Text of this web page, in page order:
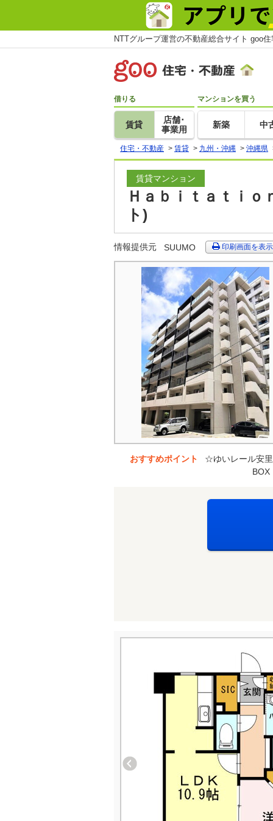
NTTグループ運営の不動産総合サイト goo
借りる
賃貸
店舗･
事業用
マンションを買う
新築 中
住宅・不動産 > 賃貸 > 九州・沖縄 > 沖縄県
賃貸マンション
Ｈａｂｉｔａｔｉ
ト)
情報提供元 SUUMO 印刷画面を表示
おすすめポイント
☆ゆいレール安
BOX